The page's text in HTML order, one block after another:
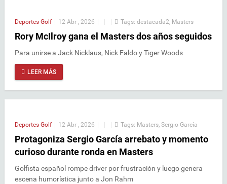
Deportes Golf | 12 Abr , 2026 | | | Tags: destacada2 Masters
Rory McIlroy gana el Masters dos años seguidos
Para unirse a Jack Nicklaus, Nick Faldo y Tiger Woods
LEER MÁS
Deportes Golf | 12 Abr , 2026 | | | Tags: Masters Sergio García
Protagoniza Sergio García arrebato y momento
curioso durante ronda en Masters
Golfista español rompe driver por frustración y luego genera
escena humorística junto a Jon Rahm